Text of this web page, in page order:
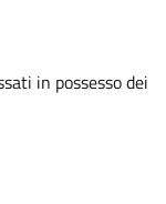
in possesso dei